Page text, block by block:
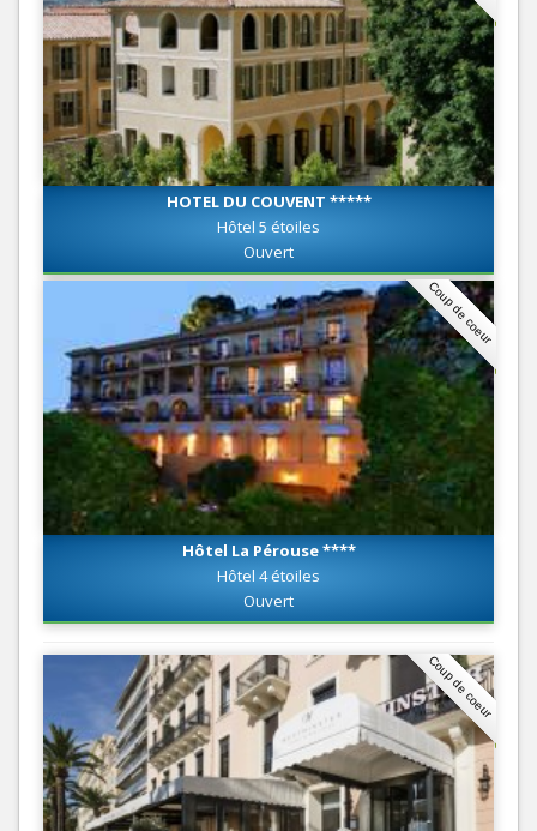
HOTEL DU COUVENT *****
Hôtel 5 étoiles
Ouvert
Coup de coeur
Hôtel La Pérouse ****
Hôtel 4 étoiles
Ouvert
Coup de coeur